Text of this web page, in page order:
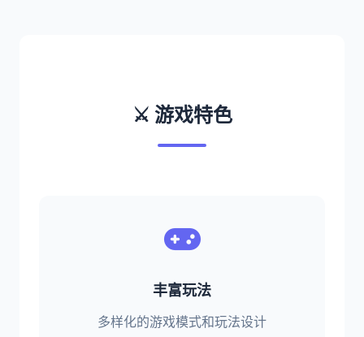
⚔️ 游戏特色
丰富玩法
多样化的游戏模式和玩法设计